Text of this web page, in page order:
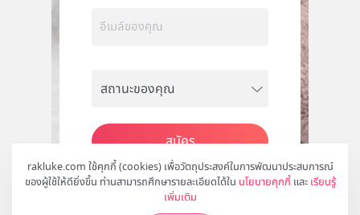
rakluke.com ใช้คุกกี้ (cookies) เพื่อวัตถุประสงค์ในการพัฒนาประสบการณ์
ของผู้ใช้ให้ดียิ่งขึ้น ท่านสามารถศึกษารายละเอียดได้ใน นโยบายคุกกี้ และ เรียนรู้
เพิ่มเติม
สมัคร